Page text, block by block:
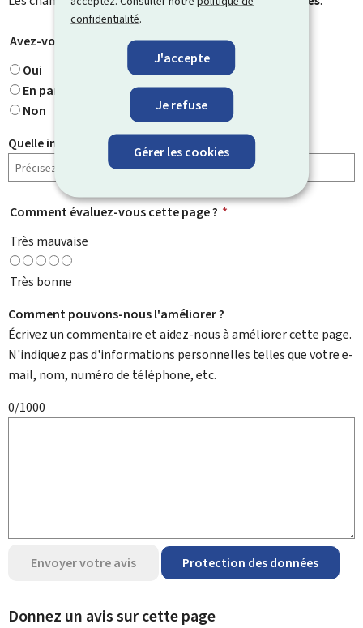
confidentialité.
J'accepte
Je refuse
Gérer les cookies
Avez-vous trouvé ce que vous cherchiez ?
Oui
En partie
Non
Quelle information cherchiez-vous ?
Comment évaluez-vous cette page ? *
Très mauvaise
Très bonne
Comment pouvons-nous l'améliorer ?
Écrivez un commentaire et aidez-nous à améliorer cette page.
N'indiquez pas d'informations personnelles telles que votre e-
mail, nom, numéro de téléphone, etc.
0/1000
Envoyer votre avis Protection des données
Donnez un avis sur cette page